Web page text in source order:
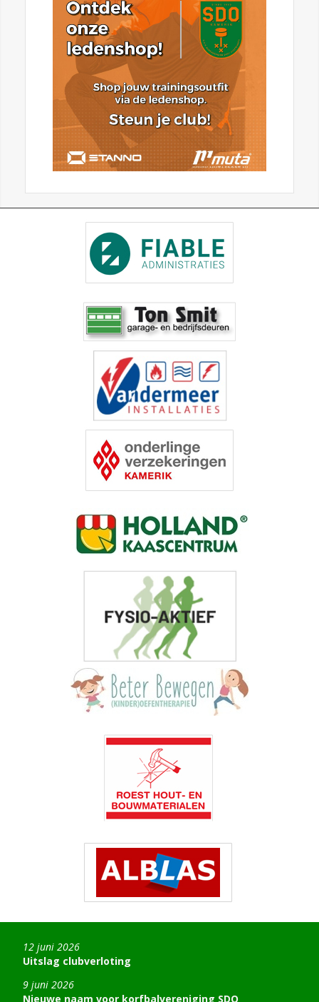
Uitslag clubverloting
12 juni 2026
Nieuwe naam voor korfbalvereniging SDO
9 juni 2026